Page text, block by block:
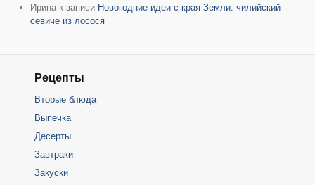
Ирина к записи Новогодние идеи с края Земли: чилийский
севиче из лосося
Рецепты
Вторые блюда
Выпечка
Десерты
Завтраки
Закуски